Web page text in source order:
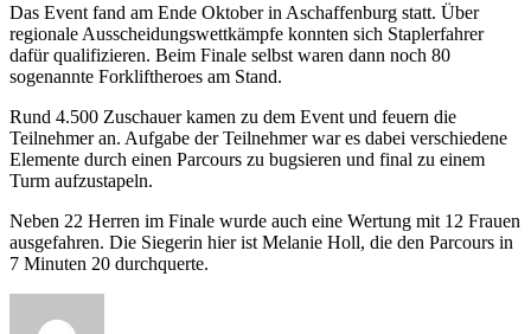
Das Event fand am Ende Oktober in Aschaffenburg statt. Über
regionale Ausscheidungswettkämpfe konnten sich Staplerfahrer
dafür qualifizieren. Beim Finale selbst waren dann noch 80
sogenannte Forkliftheroes am Stand.
Rund 4.500 Zuschauer kamen zu dem Event und feuern die
Teilnehmer an. Aufgabe der Teilnehmer war es dabei verschiedene
Elemente durch einen Parcours zu bugsieren und final zu einem
Turm aufzustapeln.
Neben 22 Herren im Finale wurde auch eine Wertung mit 12 Frauen
ausgefahren. Die Siegerin hier ist Melanie Holl, die den Parcours in
7 Minuten 20 durchquerte.